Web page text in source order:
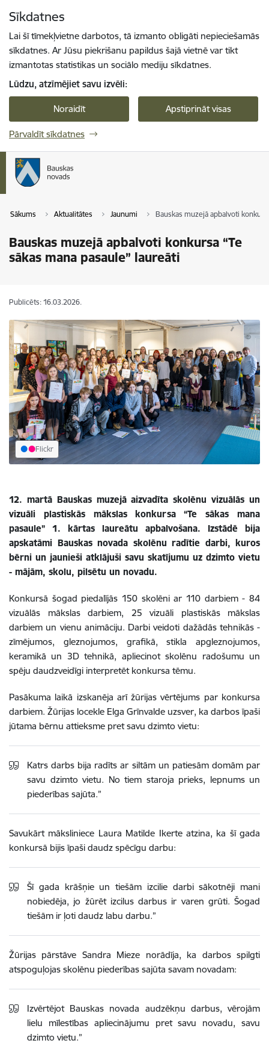
Sīkdatnes
Lai šī tīmekļvietne darbotos, tā izmanto obligāti nepieciešamās
sīkdatnes. Ar Jūsu piekrišanu papildus šajā vietnē var tikt
izmantotas statistikas un sociālo mediju sīkdatnes.
Lūdzu, atzīmējiet savu izvēli:
Noraidīt Apstiprināt visas
Pārvaldīt sīkdatnes
Sākums Aktualitātes Jaunumi Bauskas muzejā apbalvoti
Bauskas muzejā apbalvoti konkursa “Te
sākas mana pasaule” laureāti
Publicēts: 16.03.2026.
Flickr
12. martā Bauskas muzejā aizvadīta skolēnu vizuālās un
vizuāli plastiskās mākslas konkursa “Te sākas mana
pasaule” 1. kārtas laureātu apbalvošana. Izstādē bija
apskatāmi Bauskas novada skolēnu radītie darbi, kuros
bērni un jaunieši atklājuši savu skatījumu uz dzimto vietu
- mājām, skolu, pilsētu un novadu.
Konkursā šogad piedalījās 150 skolēni ar 110 darbiem - 84
vizuālās mākslas darbiem, 25 vizuāli plastiskās mākslas
darbiem un vienu animāciju. Darbi veidoti dažādās tehnikās -
zīmējumos, gleznojumos, grafikā, stikla apgleznojumos,
keramikā un 3D tehnikā, apliecinot skolēnu radošumu un
spēju daudzveidīgi interpretēt konkursa tēmu.
Pasākuma laikā izskanēja arī žūrijas vērtējums par konkursa
darbiem. Žūrijas locekle Elga Grīnvalde uzsver, ka darbos īpaši
jūtama bērnu attieksme pret savu dzimto vietu:
Katrs darbs bija radīts ar siltām un patiesām domām par
savu dzimto vietu. No tiem staroja prieks, lepnums un
piederības sajūta.”
Savukārt māksliniece Laura Matilde Ikerte atzina, ka šī gada
konkursā bijis īpaši daudz spēcīgu darbu:
Šī gada krāšņie un tiešām izcilie darbi sākotnēji mani
nobiedēja, jo žūrēt izcilus darbus ir varen grūti. Šogad
tiešām ir ļoti daudz labu darbu.”
Žūrijas pārstāve Sandra Mieze norādīja, ka darbos spilgti
atspoguļojas skolēnu piederības sajūta savam novadam:
Izvērtējot Bauskas novada audzēkņu darbus, vērojām
lielu mīlestības apliecinājumu pret savu novadu, savu
dzimto vietu.”